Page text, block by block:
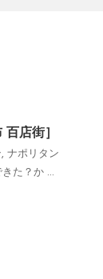
店街］
, ナポリタン
た？か ...